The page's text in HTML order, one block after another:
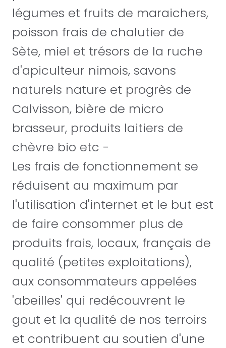
légumes et fruits de maraichers,
poisson frais de chalutier de
Sète, miel et trésors de la ruche
d'apiculteur nimois, savons
naturels nature et progrès de
Calvisson, bière de micro
brasseur, produits laitiers de
chèvre bio etc -
Les frais de fonctionnement se
réduisent au maximum par
l'utilisation d'internet et le but est
de faire consommer plus de
produits frais, locaux, français de
qualité (petites exploitations),
aux consommateurs appelées
'abeilles' qui redécouvrent le
gout et la qualité de nos terroirs
et contribuent au soutien d'une